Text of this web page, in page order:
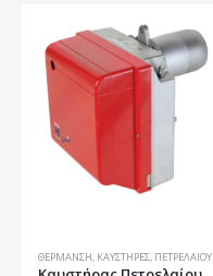
ΘΈΡΜΑΝΣΗ, ΚΑΥΣΤΉΡΕΣ, ΠΕΤΡΕΛΑΊΟΥ